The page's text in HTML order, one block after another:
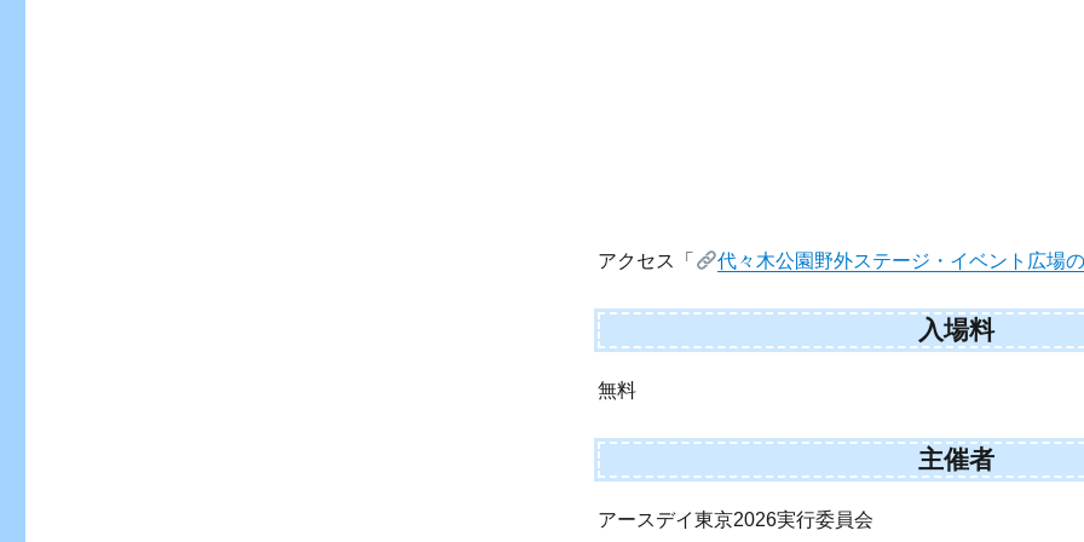
アクセス「 代々木公園野外ステージ・イベント広場
入場料
無料
主催者
アースデイ東京2026実行委員会